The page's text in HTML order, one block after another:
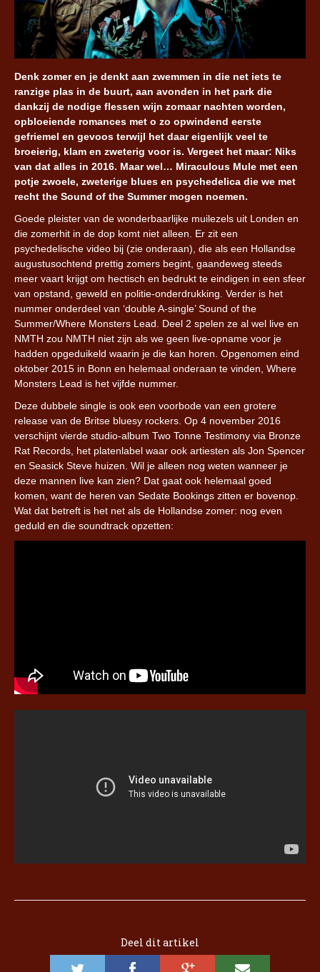
Denk zomer en je denkt aan zwemmen in die net iets te
ranzige plas in de buurt, aan avonden in het park die
dankzij de nodige flessen wijn zomaar nachten worden,
opbloeiende romances met o zo opwindend eerste
gefriemel en gevoos terwijl het daar eigenlijk veel te
broeierig, klam en zweterig voor is. Vergeet het maar: Niks
van dat alles in 2016. Maar wel… Miraculous Mule met een
potje zwoele, zweterige blues en psychedelica die we met
recht the Sound of the Summer mogen noemen.
Goede pleister van de wonderbaarlijke muilezels uit Londen en
die zomerhit in de dop komt niet alleen. Er zit een
psychedelische video bij (zie onderaan), die als een Hollandse
augustusochtend prettig zomers begint, gaandeweg steeds
meer vaart krijgt om hectisch en bedrukt te eindigen in een sfeer
van opstand, geweld en politie-onderdrukking. Verder is het
nummer onderdeel van ‘double A-single’ Sound of the
Summer/Where Monsters Lead. Deel 2 spelen ze al wel live en
NMTH zou NMTH niet zijn als we geen live-opname voor je
hadden opgeduikeld waarin je die kan horen. Opgenomen eind
oktober 2015 in Bonn en helemaal onderaan te vinden, Where
Monsters Lead is het vijfde nummer.
Deze dubbele single is ook een voorbode van een grotere
release van de Britse bluesy rockers. Op 4 november 2016
verschijnt vierde studio-album Two Tonne Testimony via Bronze
Rat Records, het platenlabel waar ook artiesten als Jon Spencer
en Seasick Steve huizen. Wil je alleen nog weten wanneer je
deze mannen live kan zien? Dat gaat ook helemaal goed
komen, want de heren van Sedate Bookings zitten er bovenop.
Wat dat betreft is het net als de Hollandse zomer: nog even
geduld en die soundtrack opzetten:
Deel dit artikel